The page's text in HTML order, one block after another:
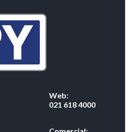
Web:
021 618 4000